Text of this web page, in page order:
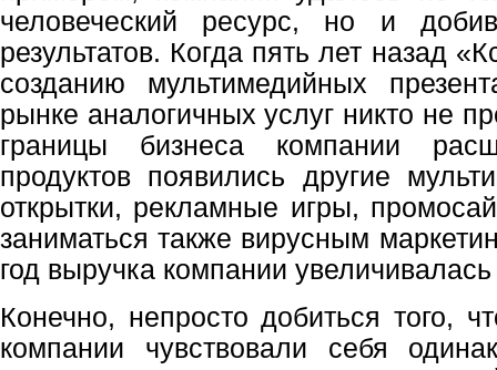
человеческий ресурс, но и
результатов. Когда пять лет назад
созданию мультимедийных
рынке аналогичных услуг никто не
границы бизнеса компании
продуктов появились другие
открытки, рекламные игры,
заниматься также вирусным
год выручка компании увеличивалась
Конечно, непросто добиться того,
компании чувствовали себя